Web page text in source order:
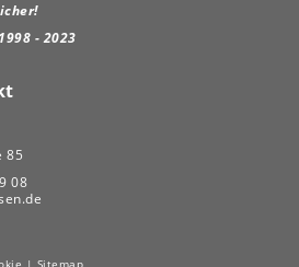
- 2023
85
08
| Sitemap